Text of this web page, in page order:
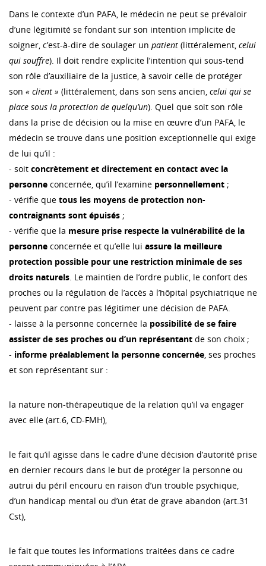
Dans le contexte d’un PAFA, le médecin ne peut se prévaloir
d’une légitimité se fondant sur son intention implicite de
soigner, c’est-à-dire de soulager un patient (littéralement, celui
qui souffre). Il doit rendre explicite l’intention qui sous-tend
son rôle d’auxiliaire de la justice, à savoir celle de protéger
son « client » (littéralement, dans son sens ancien, celui qui se
place sous la protection de quelqu’un). Quel que soit son rôle
dans la prise de décision ou la mise en œuvre d’un PAFA, le
médecin se trouve dans une position exceptionnelle qui exige
de lui qu’il :
- soit concrètement et directement en contact avec la
personne concernée, qu’il l’examine personnellement ;
- vérifie que tous les moyens de protection non-
contraignants sont épuisés ;
- vérifie que la mesure prise respecte la vulnérabilité de la
personne concernée et qu’elle lui assure la meilleure
protection possible pour une restriction minimale de ses
droits naturels. Le maintien de l’ordre public, le confort des
proches ou la régulation de l’accès à l’hôpital psychiatrique ne
peuvent par contre pas légitimer une décision de PAFA.
- laisse à la personne concernée la possibilité de se faire
assister de ses proches ou d’un représentant de son choix ;
- informe préalablement la personne concernée, ses proches
et son représentant sur :
la nature non-thérapeutique de la relation qu’il va engager
avec elle (art.6, CD-FMH),
le fait qu’il agisse dans le cadre d’une décision d’autorité prise
en dernier recours dans le but de protéger la personne ou
autrui du péril encouru en raison d’un trouble psychique,
d’un handicap mental ou d’un état de grave abandon (art.31
Cst),
le fait que toutes les informations traitées dans ce cadre